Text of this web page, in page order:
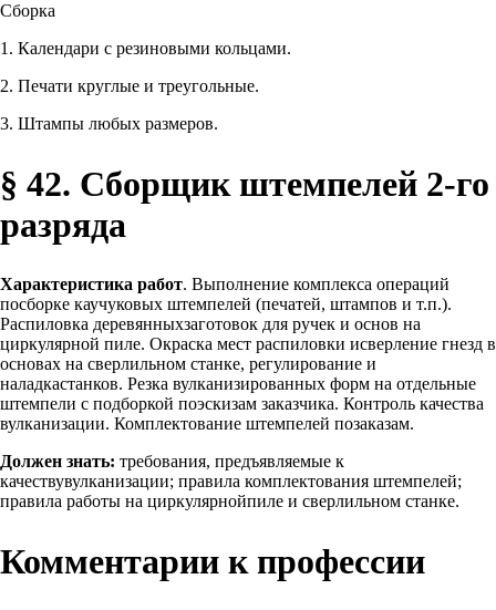
Сборка
1. Календари с резиновыми кольцами.
2. Печати круглые и треугольные.
3. Штампы любых размеров.
§ 42. Сборщик штемпелей 2-го
разряда
Характеристика работ. Выполнение комплекса операций
посборке каучуковых штемпелей (печатей, штампов и т.п.).
Распиловка деревянныхзаготовок для ручек и основ на
циркулярной пиле. Окраска мест распиловки исверление гнезд в
основах на сверлильном станке, регулирование и
наладкастанков. Резка вулканизированных форм на отдельные
штемпели с подборкой поэскизам заказчика. Контроль качества
вулканизации. Комплектование штемпелей позаказам.
Должен знать: требования, предъявляемые к
качествувулканизации; правила комплектования штемпелей;
правила работы на циркулярнойпиле и сверлильном станке.
Комментарии к профессии